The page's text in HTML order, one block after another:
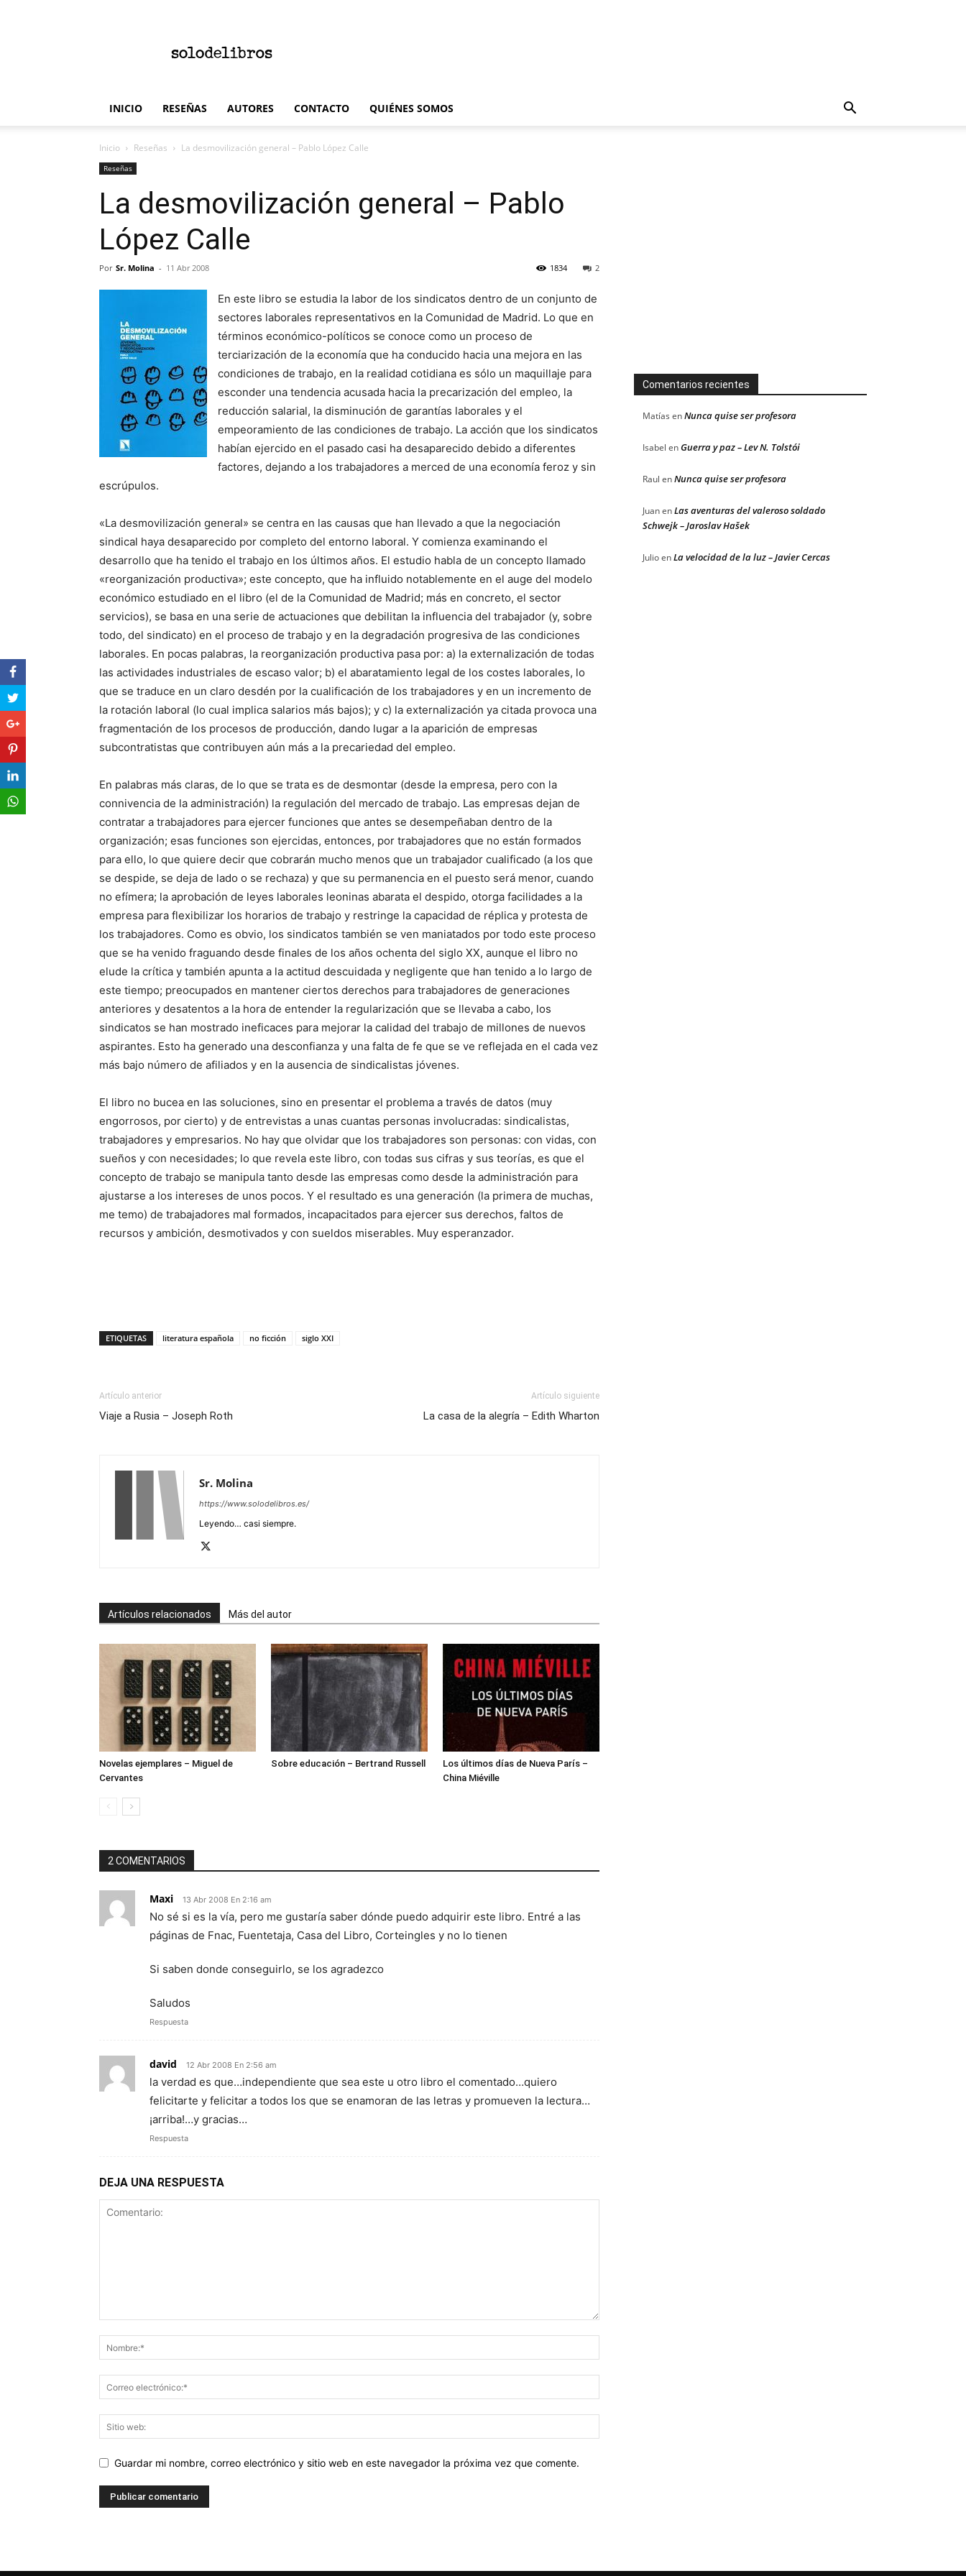
INICIO RESEÑAS AUTORES CONTACTO QUIÉNES SOMOS
Inicio Reseñas La desmovilización general – Pablo López Calle
Reseñas
La desmovilización general – Pablo
López Calle
Por Sr. Molina - 11 Abr 2008 2
1834
En este libro se estudia la labor de los sindicatos dentro de un conjunto de
sectores laborales representativos en la Comunidad de Madrid. Lo que en
términos económico-políticos se conoce como un proceso de
terciarización de la economía que ha conducido hacia una mejora en las
condiciones de trabajo, en la realidad cotidiana es sólo un maquillaje para
esconder una tendencia acusada hacia la precarización del empleo, la
reducción salarial, la disminución de garantías laborales y el
empeoramiento de las condiciones de trabajo. La acción que los sindicatos
habían ejercido en el pasado casi ha desaparecido debido a diferentes
factores, dejando a los trabajadores a merced de una economía feroz y sin
escrúpulos.
«La desmovilización general» se centra en las causas que han llevado a que la negociación
sindical haya desaparecido por completo del entorno laboral. Y comienza examinando el
desarrollo que ha tenido el trabajo en los últimos años. El estudio habla de un concepto llamado
«reorganización productiva»; este concepto, que ha influido notablemente en el auge del modelo
económico estudiado en el libro (el de la Comunidad de Madrid; más en concreto, el sector
servicios), se basa en una serie de actuaciones que debilitan la influencia del trabajador (y, sobre
todo, del sindicato) en el proceso de trabajo y en la degradación progresiva de las condiciones
laborales. En pocas palabras, la reorganización productiva pasa por: a) la externalización de todas
las actividades industriales de escaso valor; b) el abaratamiento legal de los costes laborales, lo
que se traduce en un claro desdén por la cualificación de los trabajadores y en un incremento de
la rotación laboral (lo cual implica salarios más bajos); y c) la externalización ya citada provoca una
fragmentación de los procesos de producción, dando lugar a la aparición de empresas
subcontratistas que contribuyen aún más a la precariedad del empleo.
En palabras más claras, de lo que se trata es de desmontar (desde la empresa, pero con la
connivencia de la administración) la regulación del mercado de trabajo. Las empresas dejan de
contratar a trabajadores para ejercer funciones que antes se desempeñaban dentro de la
organización; esas funciones son ejercidas, entonces, por trabajadores que no están formados
para ello, lo que quiere decir que cobrarán mucho menos que un trabajador cualificado (a los que
se despide, se deja de lado o se rechaza) y que su permanencia en el puesto será menor, cuando
no efímera; la aprobación de leyes laborales leoninas abarata el despido, otorga facilidades a la
empresa para flexibilizar los horarios de trabajo y restringe la capacidad de réplica y protesta de
los trabajadores. Como es obvio, los sindicatos también se ven maniatados por todo este proceso
que se ha venido fraguando desde finales de los años ochenta del siglo XX, aunque el libro no
elude la crítica y también apunta a la actitud descuidada y negligente que han tenido a lo largo de
este tiempo; preocupados en mantener ciertos derechos para trabajadores de generaciones
anteriores y desatentos a la hora de entender la regularización que se llevaba a cabo, los
sindicatos se han mostrado ineficaces para mejorar la calidad del trabajo de millones de nuevos
aspirantes. Esto ha generado una desconfianza y una falta de fe que se ve reflejada en el cada vez
más bajo número de afiliados y en la ausencia de sindicalistas jóvenes.
El libro no bucea en las soluciones, sino en presentar el problema a través de datos (muy
engorrosos, por cierto) y de entrevistas a unas cuantas personas involucradas: sindicalistas,
trabajadores y empresarios. No hay que olvidar que los trabajadores son personas: con vidas, con
sueños y con necesidades; lo que revela este libro, con todas sus cifras y sus teorías, es que el
concepto de trabajo se manipula tanto desde las empresas como desde la administración para
ajustarse a los intereses de unos pocos. Y el resultado es una generación (la primera de muchas,
me temo) de trabajadores mal formados, incapacitados para ejercer sus derechos, faltos de
recursos y ambición, desmotivados y con sueldos miserables. Muy esperanzador.
ETIQUETAS literatura española no ficción siglo XXI
Artículo anterior
Viaje a Rusia – Joseph Roth
Artículo siguiente
La casa de la alegría – Edith Wharton
Sr. Molina
https://www.solodelibros.es/
Leyendo… casi siempre.
Artículos relacionados Más del autor
Novelas ejemplares – Miguel de
Cervantes
Sobre educación – Bertrand Russell
Los últimos días de Nueva París –
China Miéville
2 COMENTARIOS
Maxi 13 Abr 2008 En 2:16 am
No sé si es la vía, pero me gustaría saber dónde puedo adquirir este libro. Entré a las
páginas de Fnac, Fuentetaja, Casa del Libro, Corteingles y no lo tienen
Si saben donde conseguirlo, se los agradezco
Saludos
Respuesta
david 12 Abr 2008 En 2:56 am
la verdad es que…independiente que sea este u otro libro el comentado…quiero
felicitarte y felicitar a todos los que se enamoran de las letras y promueven la lectura…
¡arriba!…y gracias…
Respuesta
DEJA UNA RESPUESTA
Guardar mi nombre, correo electrónico y sitio web en este navegador la próxima vez que comente.
Comentarios recientes
Matías enNunca quise ser profesora
Isabel enGuerra y paz – Lev N. Tolstói
Raul enNunca quise ser profesora
JuanenLas aventuras del valeroso soldado
Schwejk – Jaroslav Hašek
JulioenLa velocidad de la luz – Javier Cercas